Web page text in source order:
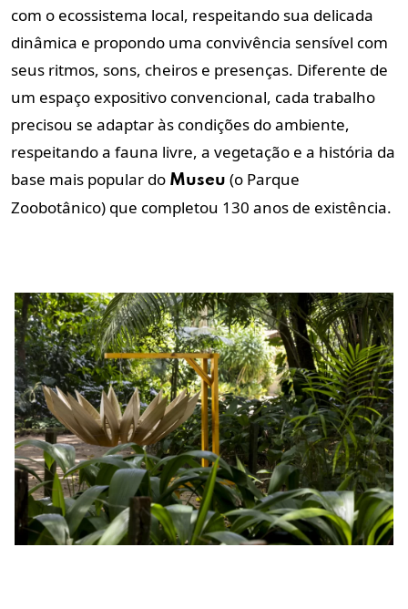
com o ecossistema local, respeitando sua delicada
dinâmica e propondo uma convivência sensível com
seus ritmos, sons, cheiros e presenças. Diferente de
um espaço expositivo convencional, cada trabalho
precisou se adaptar às condições do ambiente,
respeitando a fauna livre, a vegetação e a história da
base mais popular do Museu (o Parque
Zoobotânico) que completou 130 anos de existência.